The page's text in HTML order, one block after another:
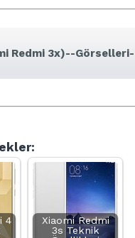
Redmi 3x)--Görselleri-
4
Xiaomi Redmi
3s Teknik